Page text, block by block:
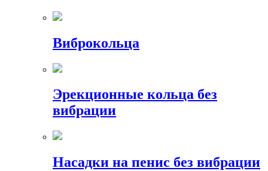
Виброкольца
Эрекционные кольца без
вибрации
Насадки на пенис без вибрации